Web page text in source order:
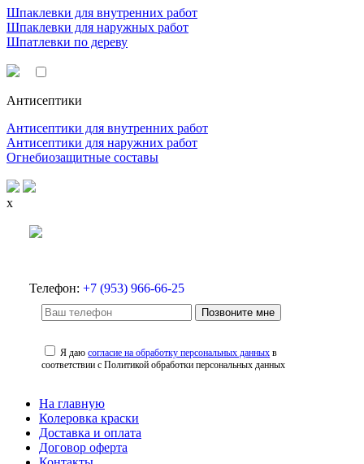
Шпаклевки для внутренних работ
Шпаклевки для наружных работ
Шпатлевки по дереву
Антисептики
Антисептики для внутренних работ
Антисептики для наружних работ
Огнебиозащитные составы
x
Телефон: +7 (953) 966-66-25
Позвоните мне
Я даюсогласие на обработку персональных данных в
соответствии с Политикой обработки персональных данных
На главную
Колеровка краски
Доставка и оплата
Договор оферта